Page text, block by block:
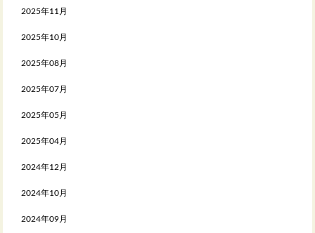
2025年11月
2025年10月
2025年08月
2025年07月
2025年05月
2025年04月
2024年12月
2024年10月
2024年09月